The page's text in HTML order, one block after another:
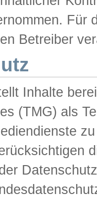
Für
Betreiber
Inhalte
(TMG) als